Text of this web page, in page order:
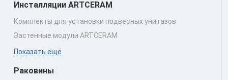
Инсталляции ARTCERAM
Комплекты для установки подвесных унитазов
Застенные модули ARTCERAM
Показать ещё
Раковины